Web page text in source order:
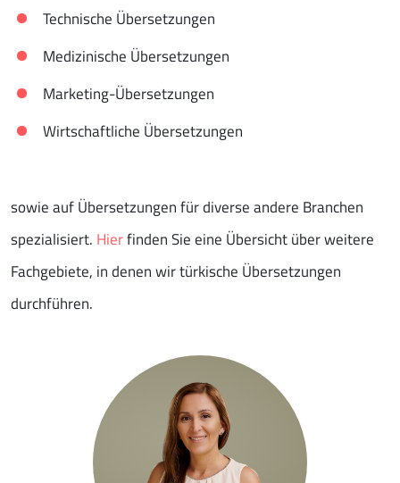
Technische Übersetzungen
Medizinische Übersetzungen
Marketing-Übersetzungen
Wirtschaftliche Übersetzungen
sowie auf Übersetzungen für diverse andere Branchen
spezialisiert. Hierfinden Sie eine Übersicht über weitere
Fachgebiete, in denen wir türkische Übersetzungen
durchführen.